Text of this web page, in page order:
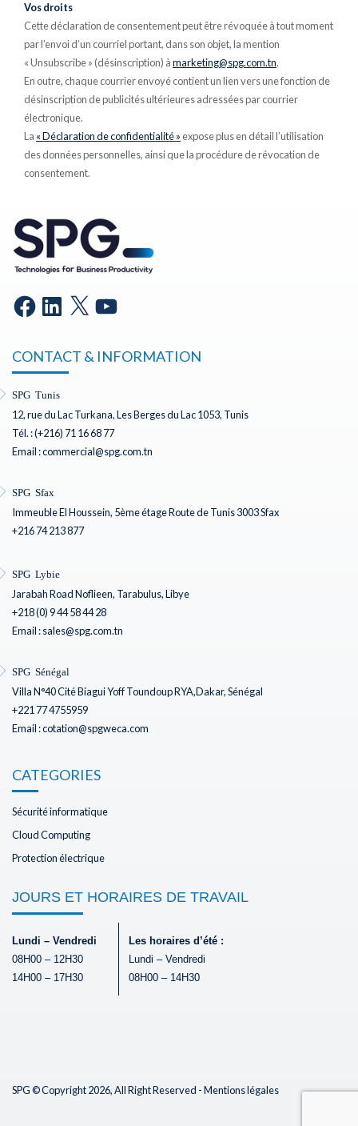
Vos droits
Cette déclaration de consentement peut être révoquée à tout moment
par l’envoi d’un courriel portant, dans son objet, la mention
« Unsubscribe » (désinscription) àmarketing@spg.com.tn.
En outre, chaque courrier envoyé contient un lien vers une fonction de
désinscription de publicités ultérieures adressées par courrier
électronique.
La « Déclaration de confidentialité » expose plus en détail l’utilisation
des données personnelles, ainsi que la procédure de révocation de
consentement.
CONTACT & INFORMATION
SPG Tunis
12, rue du Lac Turkana, Les Berges du Lac 1053, Tunis
Tél. : (+216) 71 16 68 77
Email : commercial@spg.com.tn
SPG Sfax
Immeuble El Houssein, 5ème étage Route de Tunis 3003 Sfax
+216 74 213 877
SPG Lybie
Jarabah Road Noflieen, Tarabulus, Libye
+218 (0) 9 44 58 44 28
Email : sales@spg.com.tn
SPG Sénégal
Villa N°40 Cité Biagui Yoff Toundoup RYA,Dakar, Sénégal
+221 77 4755959
Email : cotation@spgweca.com
CATEGORIES
Sécurité informatique
Cloud Computing
Protection électrique
JOURS ET HORAIRES DE TRAVAIL
Lundi – Vendredi
08H00 – 12H30
14H00 – 17H30
Les horaires d’été :
Lundi – Vendredi
08H00 – 14H30
SPG © Copyright 2026, All Right Reserved -Mentions légales